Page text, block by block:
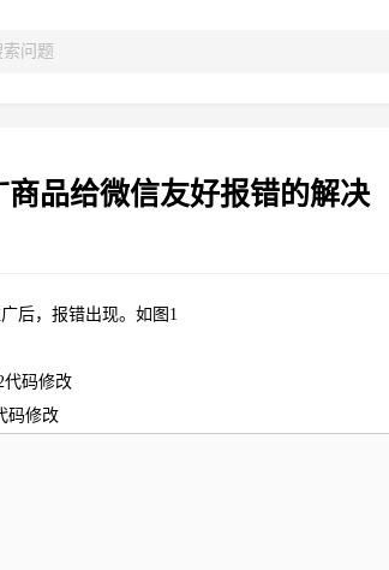
品给微信友好报错的解决
后，报错出现。如图1
代码修改
码修改